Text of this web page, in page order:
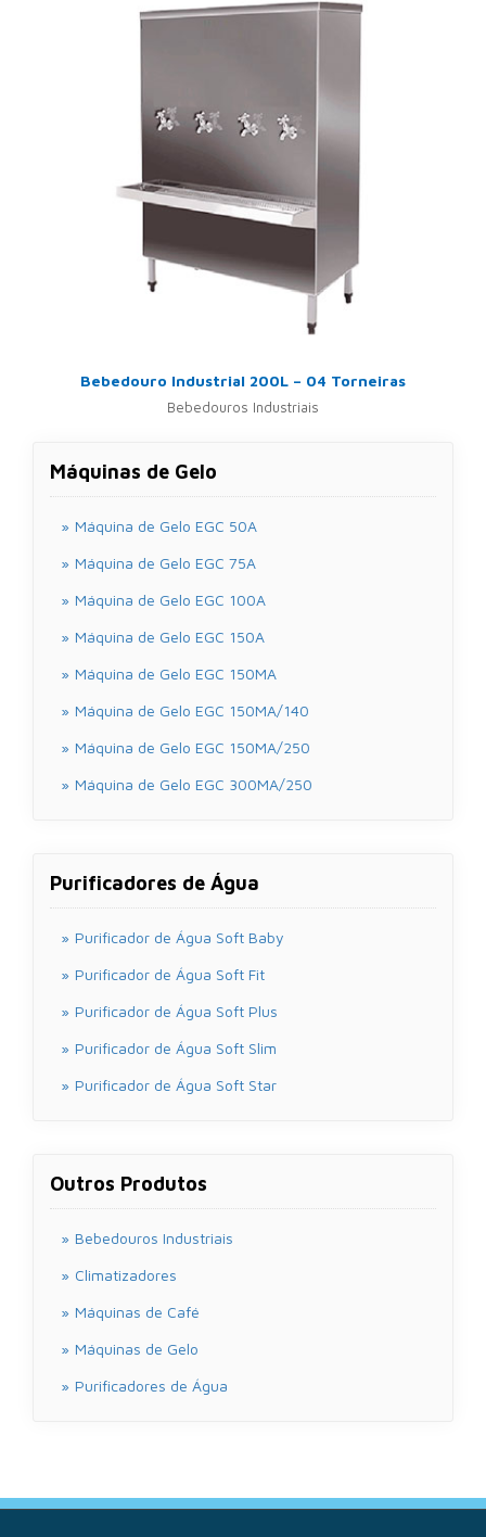
Bebedouro Industrial 200L – 04 Torneiras
Bebedouros Industriais
Máquinas de Gelo
Máquina de Gelo EGC 50A
Máquina de Gelo EGC 75A
Máquina de Gelo EGC 100A
Máquina de Gelo EGC 150A
Máquina de Gelo EGC 150MA
Máquina de Gelo EGC 150MA/140
Máquina de Gelo EGC 150MA/250
Máquina de Gelo EGC 300MA/250
Purificadores de Água
Purificador de Água Soft Baby
Purificador de Água Soft Fit
Purificador de Água Soft Plus
Purificador de Água Soft Slim
Purificador de Água Soft Star
Outros Produtos
Bebedouros Industriais
Climatizadores
Máquinas de Café
Máquinas de Gelo
Purificadores de Água